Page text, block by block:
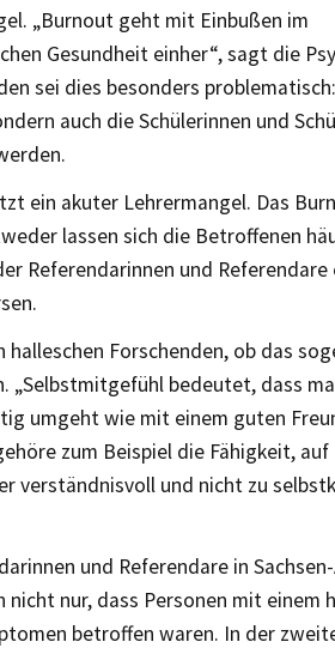
„Burnout geht mit Einbußen im
Gesundheit einher“, sagt die
sei dies besonders
auch die Schülerinnen und
ein akuter Lehrermangel. Das
lassen sich die Betroffenen
Referendarinnen und
Forschenden, ob das
„Selbstmitgefühl bedeutet, dass
umgeht wie mit einem guten
zum Beispiel die Fähigkeit, auf
verständnisvoll und nicht zu
und Referendare in
nur, dass Personen mit einem
betroffen waren. In der